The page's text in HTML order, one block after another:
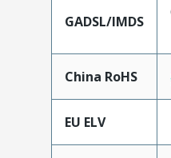
GADSL/IMDS
China RoHS
EU ELV